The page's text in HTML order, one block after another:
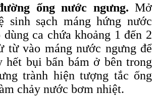
ống nước ngưng. Mở
sinh sạch máng hứng nước
dùng ca chứa khoảng 1 đến 2
từ vào máng nước ngưng để
hết bụi bẩn bám ở bên trong
trành hiện tượng tắc ống
chảy nước bơm nhiệt.